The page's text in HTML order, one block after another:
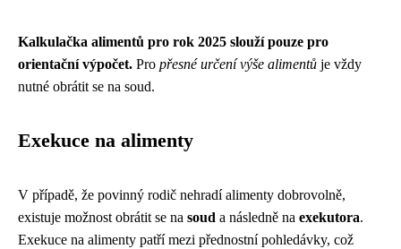
Kalkulačka alimentů pro rok 2025 slouží pouze pro
orientační výpočet. Pro přesné určení výše alimentů je vždy
nutné obrátit se na soud.
Exekuce na alimenty
V případě, že povinný rodič nehradí alimenty dobrovolně,
existuje možnost obrátit se na soud a následně na exekutora.
Exekuce na alimenty patří mezi přednostní pohledávky, což